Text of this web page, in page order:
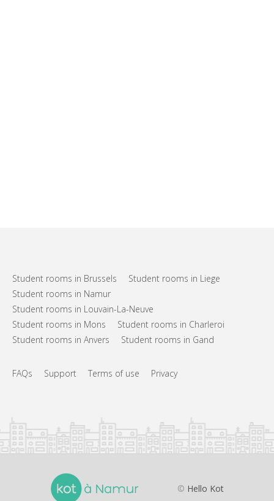
Student rooms in Brussels
Student rooms in Liege
Student rooms in Namur
Student rooms in Louvain-La-Neuve
Student rooms in Mons
Student rooms in Charleroi
Student rooms in Anvers
Student rooms in Gand
FAQs Support Terms of use Privacy
© Hello Kot